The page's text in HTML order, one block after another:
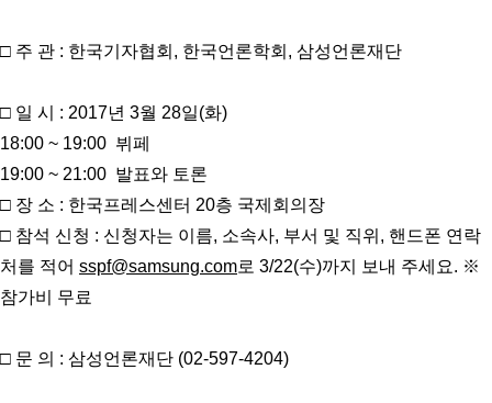
□ 주 관 : 한국기자협회, 한국언론학회, 삼성언론재단
□ 일 시 : 2017년 3월 28일(화)
18:00 ~ 19:00 뷔페
19:00 ~ 21:00 발표와 토론
□ 장 소 : 한국프레스센터 20층 국제회의장
□ 참석 신청 : 신청자는 이름, 소속사, 부서 및 직위, 핸드폰 연락
처를 적어 sspf@samsung.com로 3/22(수)까지 보내 주세요. ※
참가비 무료
□ 문 의 : 삼성언론재단 (02-597-4204)